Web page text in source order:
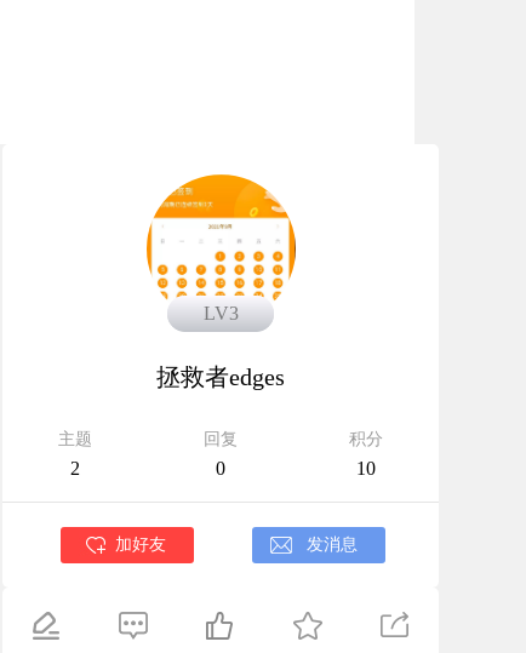
LV3
LV3
拯救者edges
主题
2
回复
0
积分
10
加好友 发消息